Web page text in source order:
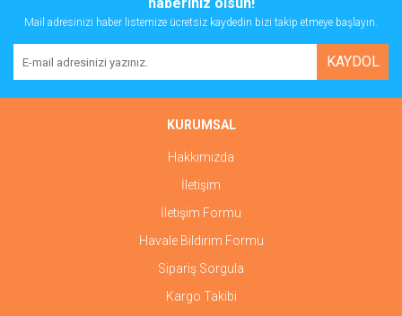
Mail adresinizi haber listemize ücretsiz kaydedin bizi takip etmeye başlayın.
KAYDOL
KURUMSAL
Hakkımızda
İletişim
İletişim Formu
Havale Bildirim Formu
Sipariş Sorgula
Kargo Takibi